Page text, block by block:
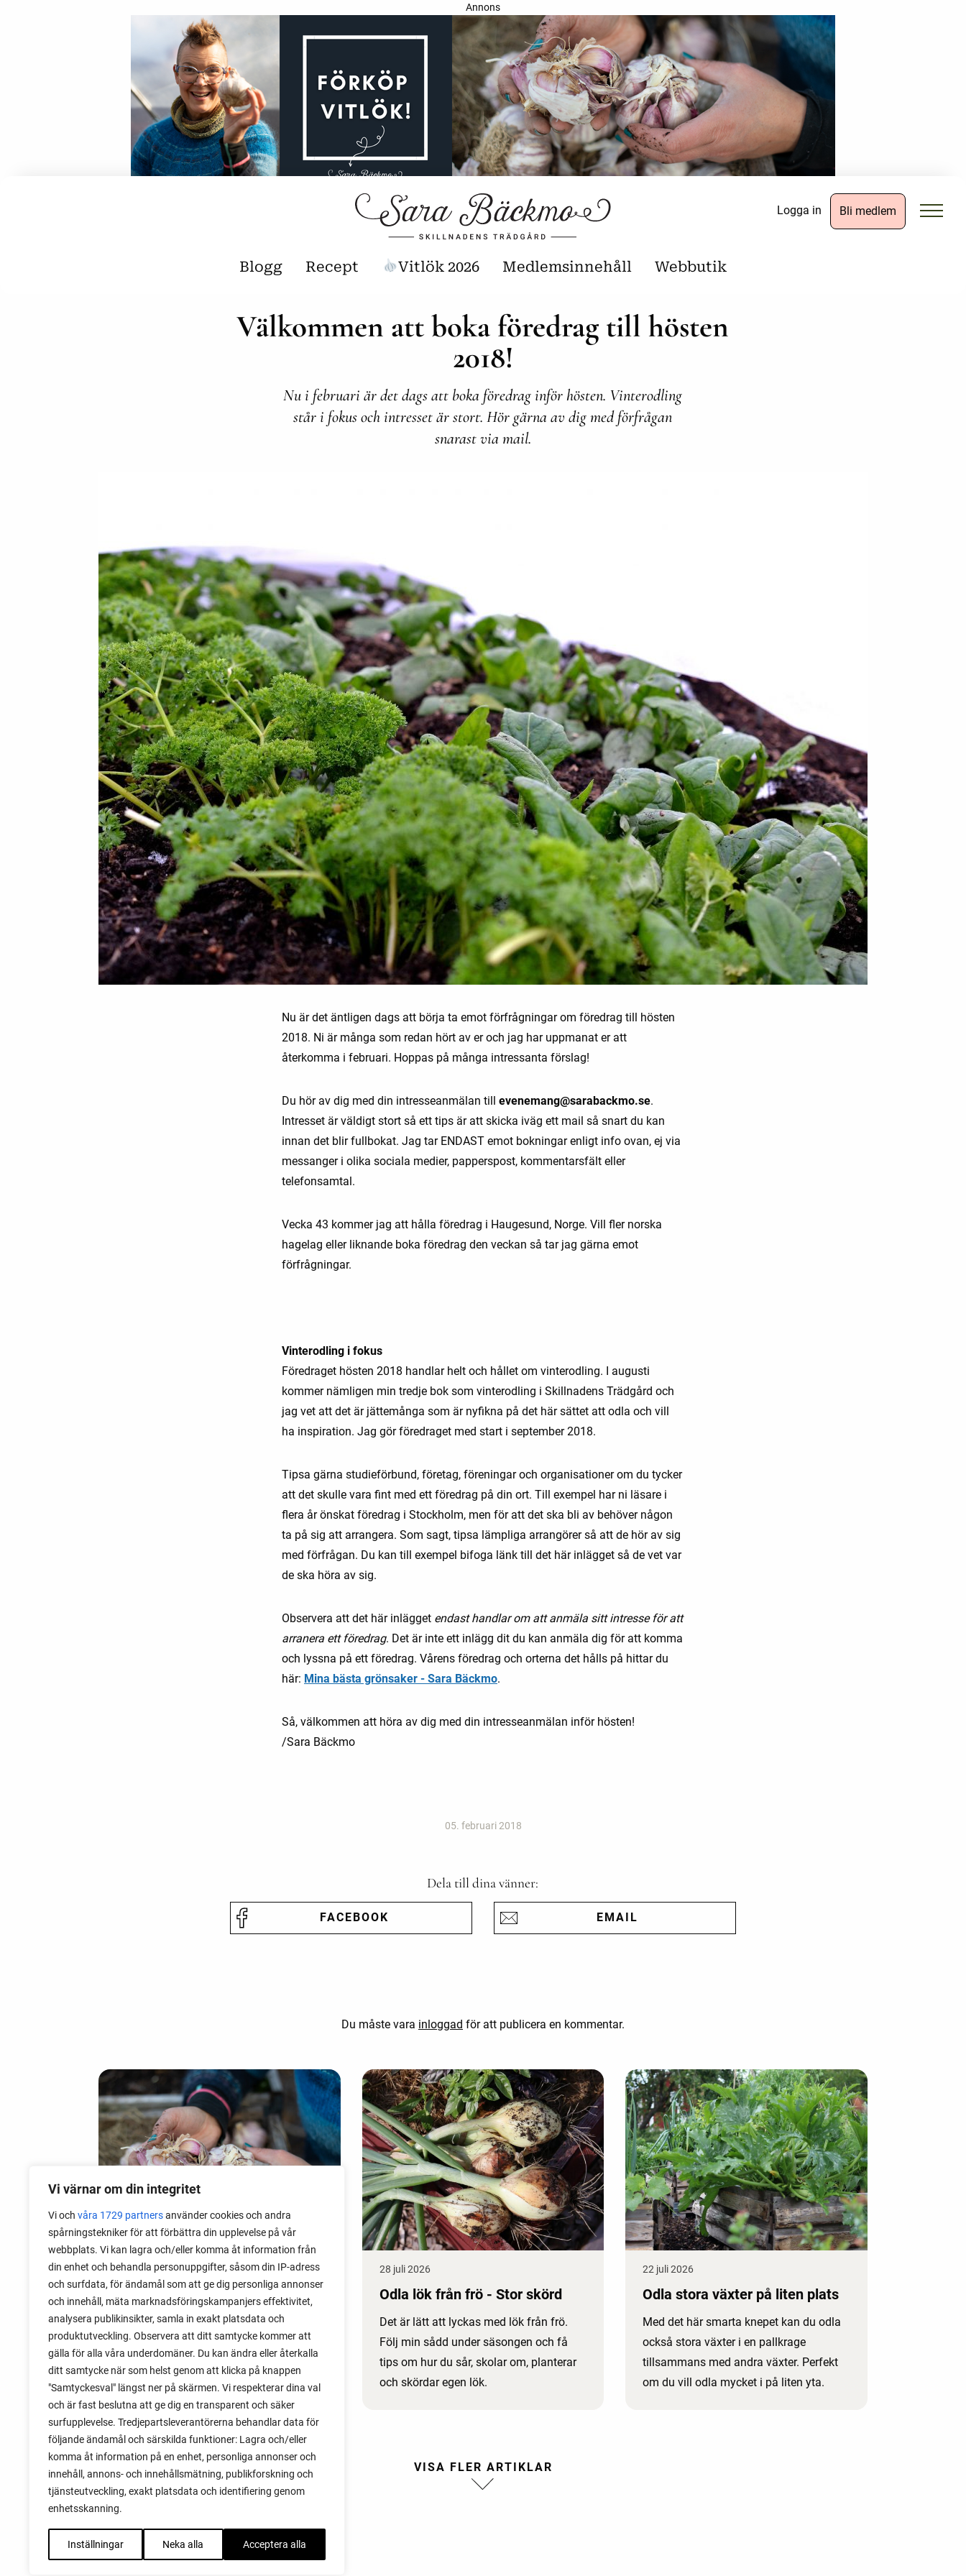
Vi värnar om din integritet
Vi och våra 1729 partnersanvänder cookies och andra
spårningstekniker för att förbättra din upplevelse på vår
webbplats. Vi kan lagra och/eller komma åt information från
din enhet och behandla personuppgifter, såsom din IP-adress
och surfdata, för ändamål som att ge dig personliga annonser
och innehåll, mäta marknadsföringskampanjers effektivitet,
analysera publikinsikter, samla in exakt platsdata och
produktutveckling. Observera att ditt samtycke kommer att
gälla för alla våra underdomäner. Du kan ändra eller återkalla
ditt samtycke när som helst genom att klicka på knappen
"Samtyckesval" längst ner på skärmen. Vi respekterar dina val
och är fast beslutna att ge dig en transparent och säker
surfupplevelse. Tredjepartsleverantörerna behandlar data för
följande ändamål och särskilda funktioner: Lagra och/eller
komma åt information på en enhet, personliga annonser och
innehåll, annons- och innehållsmätning, publikforskning och
tjänsteutveckling, exakt platsdata och identifiering genom
enhetsskanning.
Inställningar Neka alla Acceptera alla
Annons
Logga in Bli medlem
Blogg Recept Vitlök 2026 Medlemsinnehåll Webbutik
Välkommen att boka föredrag till hösten
2018!
Nu i februari är det dags att boka föredrag inför hösten. Vinterodling
står i fokus och intresset är stort. Hör gärna av dig med förfrågan
snarast via mail.
Nu är det äntligen dags att börja ta emot förfrågningar om föredrag till hösten
2018. Ni är många som redan hört av er och jag har uppmanat er att
återkomma i februari. Hoppas på många intressanta förslag!
Du hör av dig med din intresseanmälan till evenemang@sarabackmo.se.
Intresset är väldigt stort så ett tips är att skicka iväg ett mail så snart du kan
innan det blir fullbokat. Jag tar ENDAST emot bokningar enligt info ovan, ej via
messanger i olika sociala medier, papperspost, kommentarsfält eller
telefonsamtal.
Vecka 43 kommer jag att hålla föredrag i Haugesund, Norge. Vill fler norska
hagelag eller liknande boka föredrag den veckan så tar jag gärna emot
förfrågningar.
Vinterodling i fokus
Föredraget hösten 2018 handlar helt och hållet om vinterodling. I augusti
kommer nämligen min tredje bok som vinterodling i Skillnadens Trädgård och
jag vet att det är jättemånga som är nyfikna på det här sättet att odla och vill
ha inspiration. Jag gör föredraget med start i september 2018.
Tipsa gärna studieförbund, företag, föreningar och organisationer om du tycker
att det skulle vara fint med ett föredrag på din ort. Till exempel har ni läsare i
flera år önskat föredrag i Stockholm, men för att det ska bli av behöver någon
ta på sig att arrangera. Som sagt, tipsa lämpliga arrangörer så att de hör av sig
med förfrågan. Du kan till exempel bifoga länk till det här inlägget så de vet var
de ska höra av sig.
Observera att det här inlägget endast handlar om att anmäla sitt intresse för att
arranera ett föredrag. Det är inte ett inlägg dit du kan anmäla dig för att komma
och lyssna på ett föredrag. Vårens föredrag och orterna det hålls på hittar du
här: Mina bästa grönsaker - Sara Bäckmo.
Så, välkommen att höra av dig med din intresseanmälan inför hösten!
/Sara Bäckmo
05. februari 2018
Dela till dina vänner:
FACEBOOK EMAIL
Du måste vara inloggad för att publicera en kommentar.
06 augusti 2026
Sätta vitlök på våren i Sverige
Om du har tur med vädret kan det gå fint
att sätta vitlök också på våren. Men
tillförlitligast är att sätta vitlök på hösten
och vintern.
28 juli 2026
Odla lök från frö - Stor skörd
Det är lätt att lyckas med lök från frö.
Följ min sådd under säsongen och få
tips om hur du sår, skolar om, planterar
och skördar egen lök.
22 juli 2026
Odla stora växter på liten plats
Med det här smarta knepet kan du odla
också stora växter i en pallkrage
tillsammans med andra växter. Perfekt
om du vill odla mycket i på liten yta.